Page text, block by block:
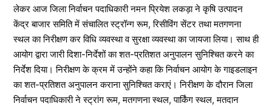
लेकर आज जिला निर्वाचन पदाधिकारी नमन प्रियेश लकड़ा ने कृषि उत्पादन
केंद्र बाजार समिति में संचालित स्ट्रॉन्ग रूम, रिसीविंग सेंटर तथा मतगणना
स्थल का निरीक्षण कर विधि व्यवस्था व सुरक्षा व्यवस्था का जायजा लिया। साथ ही
आयोग द्वारा जारी दिशा-निर्देशों का शत-प्रतिशत अनुपालन सुनिश्चित करने का
निर्देश दिया। निरीक्षण के क्रम में उन्होंने कहा कि निर्वाचन आयोग के गाइडलाइन
का शत-प्रतिशत अनुपालन कराना सुनिश्चित कराएं। निरीक्षण के दौरान जिला
निर्वाचन पदाधिकारी ने स्ट्रांग रूम, मतगणना स्थल, पार्किंग स्थल, मतदान